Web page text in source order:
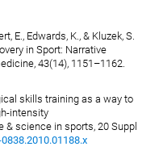
E., Edwards, K., & Kluzek, S.
in Sport: Narrative
43(14), 1151–1162.
skills training as a way to
intensity
science in sports, 20 Suppl